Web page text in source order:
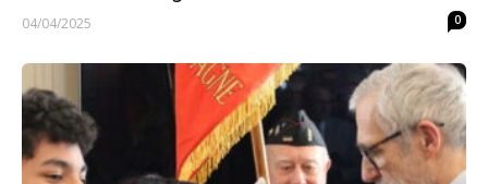
04/04/2025 0